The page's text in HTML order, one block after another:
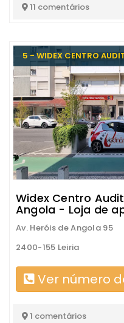
11 comentários
5 - WIDEX CENTRO
Widex Centro
Angola - Loja de
Av. Heróis de Angola 95
2400-155 Leiria
Ver número
1 comentários